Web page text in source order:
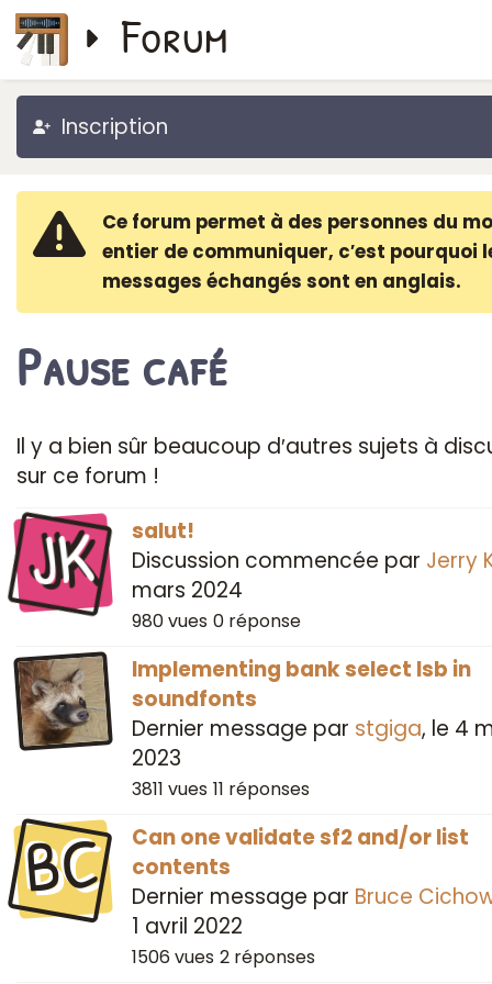
Forum
Inscription
Ce forum permet à des personnes du
entier de communiquer, c′est pourquoi
messages échangés sont en anglais.
Pause café
Il y a bien sûr beaucoup d′autres sujets à
sur ce forum !
JK
salut!
Discussion commencée par Jerry
mars 2024
980vues 0 réponse
Implementing bank select lsb in
soundfonts
Dernier message par stgiga, le 4
2023
3811 vues 11 réponses
BC
Can one validate sf2 and/or list
contents
Dernier message par Bruce
1 avril 2022
1506vues 2 réponses